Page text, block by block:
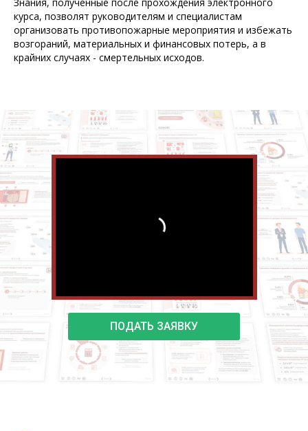
курса, позволят руководителям и специалистам
организовать противопожарные мероприятия и избежать
возгораний, материальных и финансовых потерь, а в
крайних случаях - смертельных исходов.
ПОДАТЬ ЗАЯВКУ